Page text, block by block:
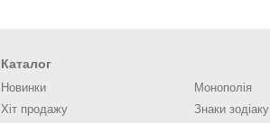
Каталог
Новинки
Хіт продажу
Монополія
Знаки зодіаку